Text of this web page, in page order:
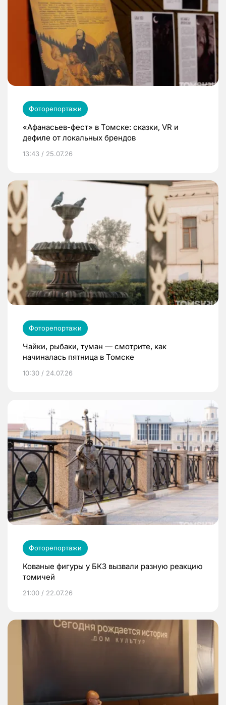
Фоторепортажи
«Афанасьев-фест» в Томске: сказки, VR и
дефиле от локальных брендов
13:43 / 25.07.26
Фоторепортажи
Чайки, рыбаки, туман — смотрите, как
начиналась пятница в Томске
10:30 / 24.07.26
Фоторепортажи
Кованые фигуры у БКЗ вызвали разную реакцию
томичей
21:00 / 22.07.26